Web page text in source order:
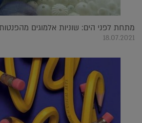
מתחת לפני הים: שוניות אלמוגים
18.07.2021